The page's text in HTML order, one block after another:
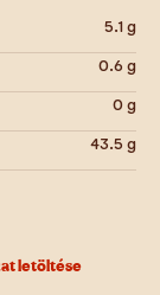
5.1g
0.6 g
0g
43.5 g
letöltése